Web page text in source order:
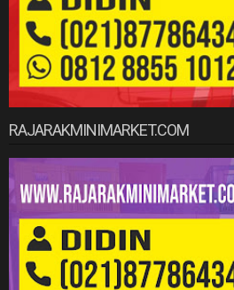
RAJARAKMINIMARKET.COM